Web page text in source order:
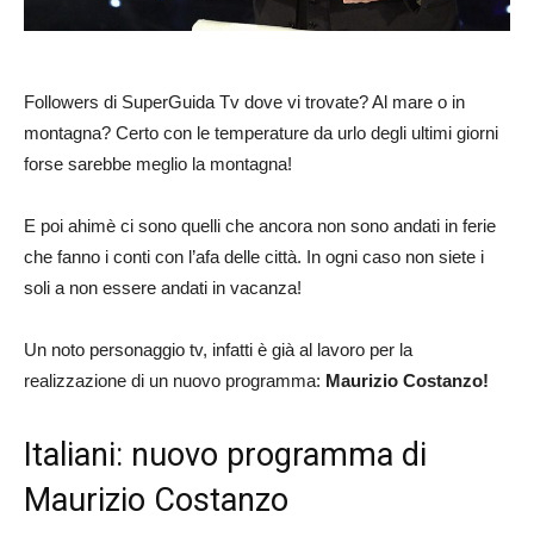
Followers di SuperGuida Tv dove vi trovate? Al mare o in
montagna? Certo con le temperature da urlo degli ultimi giorni
forse sarebbe meglio la montagna!
E poi ahimè ci sono quelli che ancora non sono andati in ferie
che fanno i conti con l’afa delle città. In ogni caso non siete i
soli a non essere andati in vacanza!
Un noto personaggio tv, infatti è già al lavoro per la
realizzazione di un nuovo programma: Maurizio Costanzo!
Italiani: nuovo programma di
Maurizio Costanzo